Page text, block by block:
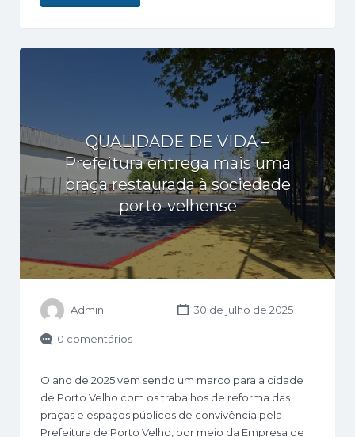
QUALIDADE DE VIDA –
Prefeitura entrega mais uma
praça restaurada à sociedade
porto-velhense
Admin 30 de julho de 2025
0 comentários
O ano de 2025 vem sendo um marco para a cidade
de Porto Velho com os trabalhos de reforma das
praças e espaços públicos de convivência pela
Prefeitura de Porto Velho, por meio da Empresa de